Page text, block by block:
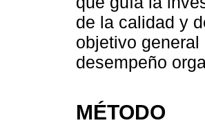
de la calidad y
objetivo
desempeño
MÉTODO